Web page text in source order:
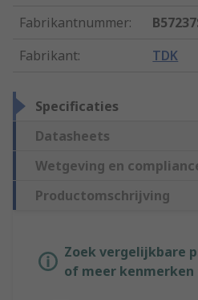
Fabrikantnummer:
Fabrikant: TDK
Specificaties
Datasheets
Wetgeving en
Productomschrijving
Zoek vergelijkbare
of meer